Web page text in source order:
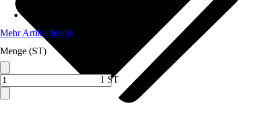
Mehr Artikeldetails
Menge (ST)
1 ST